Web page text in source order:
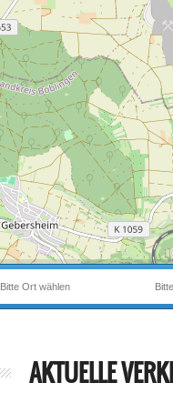
Bitte Ort wählen
AKTUELLE